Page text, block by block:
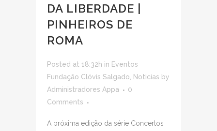
DA LIBERDADE |
PINHEIROS DE
ROMA
Posted at 18:32h in Eventos
Fundação Clóvis Salgado
Noticias by
Administradores Appa
0
Comments
A próxima edição da série Concertos